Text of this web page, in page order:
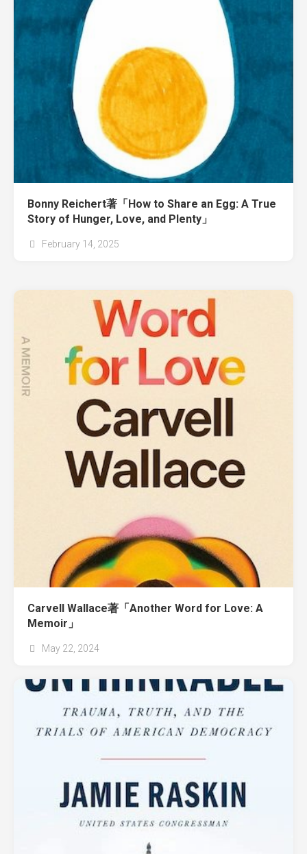
Bonny Reichert著「How to Share an Egg: A True
Story of Hunger, Love, and Plenty」
February 14, 2025
Carvell Wallace著「Another Word for Love: A
Memoir」
May 22, 2024